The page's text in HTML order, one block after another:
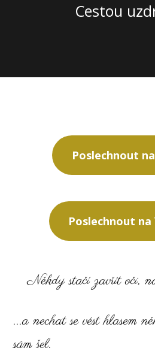
Cestou
Poslechnout
Poslechnout
Někdy stačí zavřít oči,
...a nechat se vést hlasem
sám šel.